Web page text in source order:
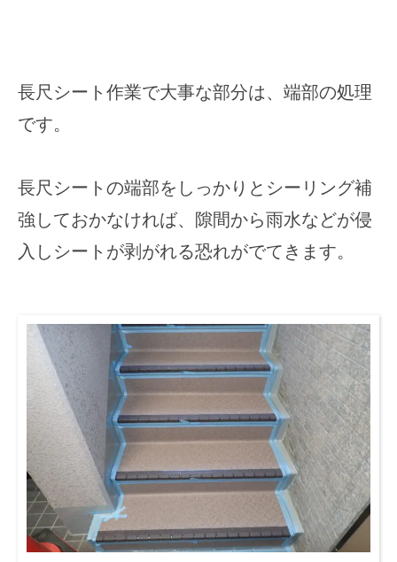
長尺シート作業で大事な部分は、端部の処理
です。
長尺シートの端部をしっかりとシーリング補
強しておかなければ、隙間から雨水などが侵
入しシートが剥がれる恐れがでてきます。